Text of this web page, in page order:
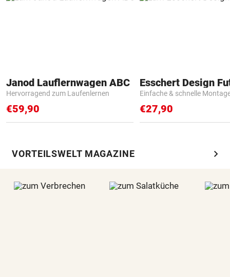
Janod Lauflernwagen ABC
Hervorragend zum Laufenlernen
€59,90
Einfache & schnelle
€27,90
VORTEILSWELT MAGAZINE chevron_right